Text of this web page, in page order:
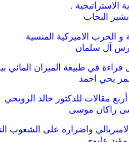
الاستراتيجية .
بشير النجاب
و الحرب الاميركية المنسية
آل سلمان
في طبيعة الميزان المائي
يحي احمد
راكان موسى
واضراره على الشعوب